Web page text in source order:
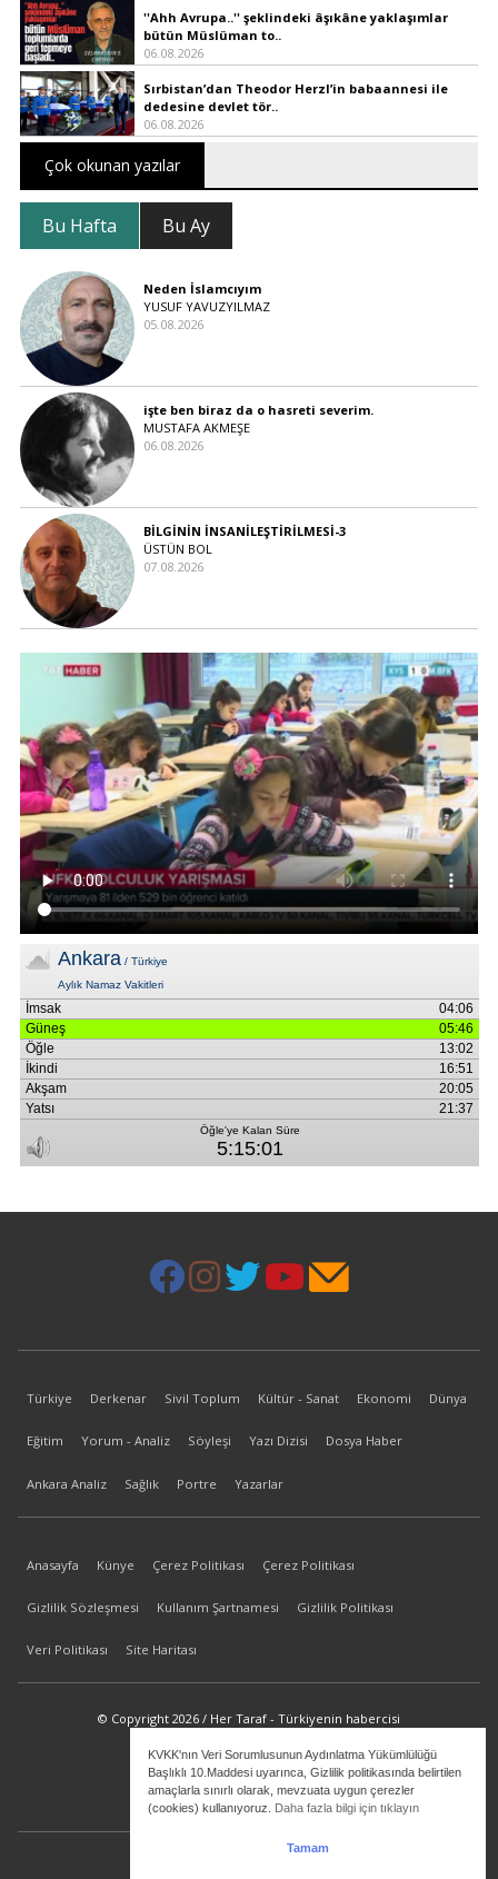
KVKK'nın Veri Sorumlusunun Aydınlatma Yükümlülüğü
Başlıklı 10.Maddesi uyarınca, Gizlilik politikasında belirtilen
amaçlarla sınırlı olarak, mevzuata uygun çerezler
(cookies) kullanıyoruz. Daha fazla bilgi için tıklayın
Tamam
''Ahh Avrupa..'' şeklindeki âşıkâne yaklaşımlar
bütün Müslüman to..
06.08.2026
Sırbistan’dan Theodor Herzl’in babaannesi ile
dedesine devlet tör..
06.08.2026
Çok okunan yazılar
Bu Hafta Bu Ay
Neden İslamcıyım
YUSUF YAVUZYILMAZ
05.08.2026
işte ben biraz da o hasreti severim.
MUSTAFA AKMEŞE
06.08.2026
BİLGİNİN İNSANİLEŞTİRİLMESİ-3
ÜSTÜN BOL
07.08.2026
Türkiye Derkenar Sivil Toplum Kültür - Sanat Ekonomi Dünya
Eğitim Yorum - Analiz Söyleşi Yazı Dizisi Dosya Haber
Ankara Analiz Sağlık Portre Yazarlar
Anasayfa Künye Çerez Politikası Çerez Politikası
Gizlilik Sözleşmesi Kullanım Şartnamesi Gizlilik Politikası
Veri Politikası Site Haritası
© Copyright 2026 / Her Taraf - Türkiyenin habercisi
bilgi@hertaraf.com